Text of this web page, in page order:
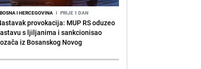
BOSNA I HERCEGOVINA I PRIJE 1 DAN
provokacija: MUP RS oduzeo
s ljiljanima i sankcionisao
iz Bosanskog Novog